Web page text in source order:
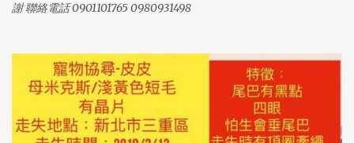
謝 聯絡電話 0901101765 0980931498